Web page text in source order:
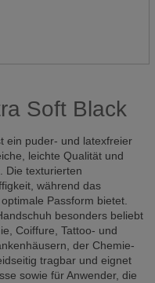
Soft Black
ein puder- und latexfreier
leichte Qualität und
Die texturierten
während das
Passform bietet.
besonders beliebt
Coiffure, Tattoo- und
der Chemie-
tragbar und eignet
sowie für Anwender, die